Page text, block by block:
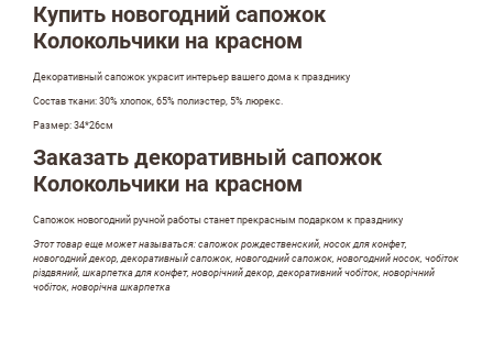
Купить новогодний сапожок
Колокольчики на красном
Декоративный сапожок украсит интерьер вашего дома к празднику
Состав ткани: 30% хлопок, 65% полиэстер, 5% люрекс.
Размер: 34*26см
Заказать декоративный сапожок
Колокольчики на красном
Сапожок новогодний ручной работы станет прекрасным подарком к празднику
Этот товар еще может называться: сапожок рождественский, носок для конфет,
новогодний декор, декоративный сапожок, новогодний сапожок, новогодний носок, чобіток
різдвяний, шкарпетка для конфет, новорічний декор, декоративний чобіток, новорічний
чобіток, новорічна шкарпетка
Оставить отзыв
email